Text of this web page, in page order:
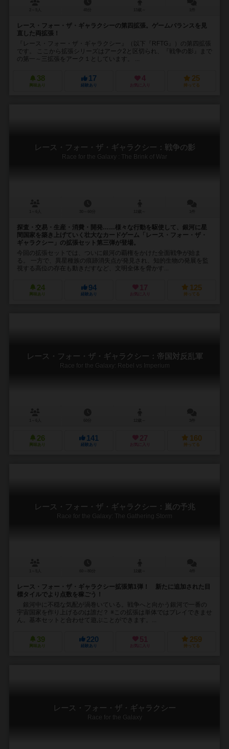
レース・フォー・ザ・ギャラクシーの第四拡張。ゲームバランスを見
直した両拡張！
『レース・フォー・ザ・ギャラクシー』（以下『RFTG』）の第四拡張
です。 ここから拡張シリーズはアーク2と区切られ、『戦争の影』まで
の第一～三拡張をアーク１としています。 ...
38
興味あり
17
経験あり
4
お気に入り
25
持ってる
レース・フォー・ザ・ギャラクシー：戦争の影
Race for the Galaxy : The Brink of War
探査・交易・生産・消費・開発……様々な行動を駆使して、銀河に星
間国家を築き上げていく壮大なカードゲーム「レース・フォー・ザ・
ギャラクシー」の拡張セット第三弾が登場。
今回の拡張セットでは、ついに銀河の覇権をかけた全面戦争が始ま
る。 一方で、異星種族の痕跡消失点が発見され、知的生物の発展を監
視する高位の存在も動きだすなど、文明全体を脅かす...
24
興味あり
94
経験あり
17
お気に入り
125
持ってる
レース・フォー・ザ・ギャラクシー：帝国対反乱軍
Race for the Galaxy: Rebel vs Imperium
26
興味あり
141
経験あり
27
お気に入り
160
持ってる
レース・フォー・ザ・ギャラクシー：嵐の予兆
Race for the Galaxy: The Gathering Storm
レース・フォー・ザ・ギャラクシー拡張第1弾！ 新たに追加された目
標タイルでより点数を稼ごう！
銀河中に不穏な気配が渦巻いている。戦争へと向かう銀河で一番の
宇宙国家を作り上げるのは誰だ？ ※この拡張は単体ではプレイできませ
ん。基本セットと合わせて遊ぶことができます。...
39
興味あり
220
経験あり
51
お気に入り
259
持ってる
レース・フォー・ザ・ギャラクシー
Race for the Galaxy